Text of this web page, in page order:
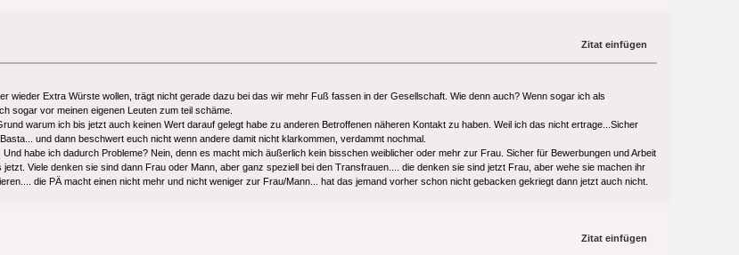
Zitat einfügen
wieder Extra Würste wollen, trägt nicht gerade dazu bei das wir mehr Fuß fassen in der Gesellschaft. Wie denn auch? Wenn sogar ich als
sogar vor meinen eigenen Leuten zum teil schäme.
warum ich bis jetzt auch keinen Wert darauf gelegt habe zu anderen Betroffenen näheren Kontakt zu haben. Weil ich das nicht ertrage...Sicher
und dann beschwert euch nicht wenn andere damit nicht klarkommen, verdammt nochmal.
habe ich dadurch Probleme? Nein, denn es macht mich äußerlich kein bisschen weiblicher oder mehr zur Frau. Sicher für Bewerbungen und Arbeit
Viele denken sie sind dann Frau oder Mann, aber ganz speziell bei den Transfrauen.... die denken sie sind jetzt Frau, aber wehe sie machen ihr
die PÄ macht einen nicht mehr und nicht weniger zur Frau/Mann... hat das jemand vorher schon nicht gebacken gekriegt dann jetzt auch nicht.
Zitat einfügen